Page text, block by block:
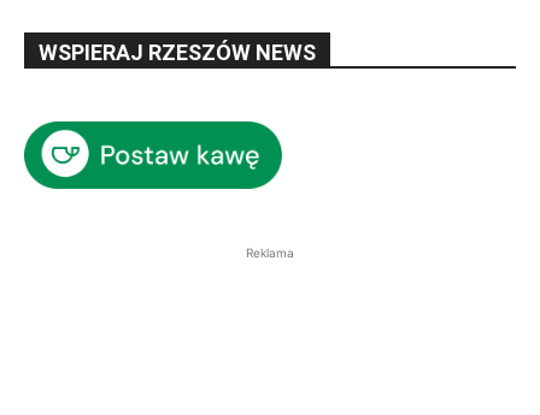
WSPIERAJ RZESZÓW NEWS
Reklama